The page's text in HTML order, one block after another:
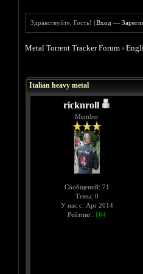
Здравствуйте, Гость! (Вход —
Metal Torrent Tracker Forum ›
Italian heavy metal
ricknroll
Member
Сообщений: 71
Темы: 0
У нас с: Apr 2014
Рейтинг: 104